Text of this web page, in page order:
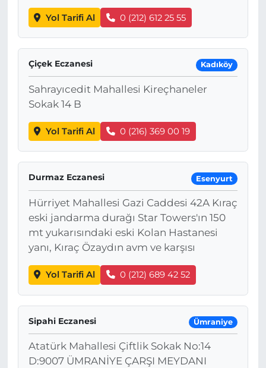
Yol Tarifi Al 0 (212) 612 25 55
Çiçek Eczanesi Kadıköy
Sahrayıcedit Mahallesi Kireçhaneler
Sokak 14 B
Yol Tarifi Al 0 (216) 369 00 19
Durmaz Eczanesi Esenyurt
Hürriyet Mahallesi Gazi Caddesi 42A Kıraç
eski jandarma durağı Star Towers'ın 150
mt yukarısındaki eski Kolan Hastanesi
yanı, Kıraç Özaydın avm ve karşısı
Yol Tarifi Al 0 (212) 689 42 52
Sipahi Eczanesi Ümraniye
Atatürk Mahallesi Çiftlik Sokak No:14
D:9007 ÜMRANİYE ÇARŞI MEYDANI